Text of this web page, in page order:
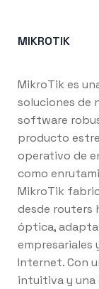
MIKROTIK
MikroTik es
soluciones de
software
producto
operativo de
como
MikroTik
desde routers
óptica,
empresariales
Internet. Con
intuitiva y una